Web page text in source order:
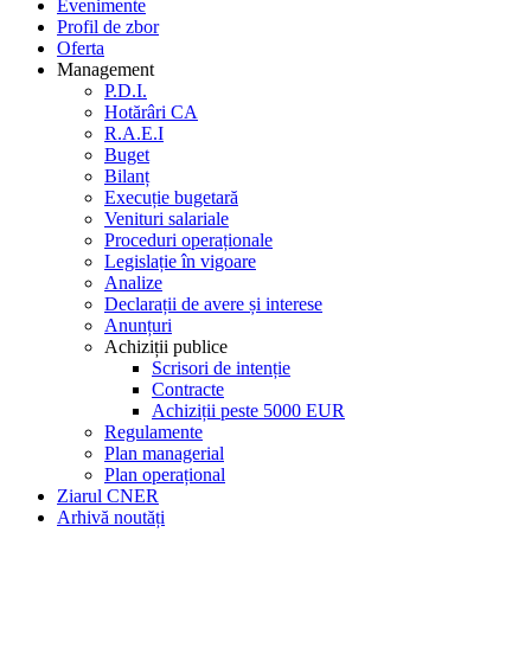
Evenimente
Profil de zbor
Oferta
Management
P.D.I.
Hotărâri CA
R.A.E.I
Buget
Bilanț
Execuție bugetară
Venituri salariale
Proceduri operaționale
Legislație în vigoare
Analize
Declarații de avere și interese
Anunțuri
Achiziții publice
Scrisori de intenție
Contracte
Achiziții peste 5000 EUR
Regulamente
Plan managerial
Plan operațional
Ziarul CNER
Arhivă noutăți